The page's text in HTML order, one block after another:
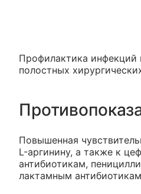
Профилактика инфекций
полостных
Повышенная
L-аргинину, а также к
антибиотикам,
лактамным